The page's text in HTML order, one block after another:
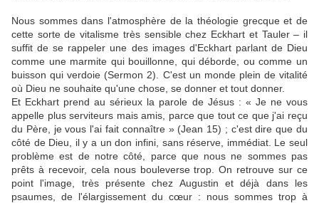
Nous sommes dans l'atmosphère de la théologie grecque et de
cette sorte de vitalisme très sensible chez Eckhart et Tauler – il
suffit de se rappeler une des images d'Eckhart parlant de Dieu
comme une marmite qui bouillonne, qui déborde, ou comme un
buisson qui verdoie (Sermon 2). C'est un monde plein de vitalité
où Dieu ne souhaite qu'une chose, se donner et tout donner.
Et Eckhart prend au sérieux la parole de Jésus : « Je ne vous
appelle plus serviteurs mais amis, parce que tout ce que j'ai reçu
du Père, je vous l'ai fait connaître » (Jean 15) ; c'est dire que du
côté de Dieu, il y a un don infini, sans réserve, immédiat. Le seul
problème est de notre côté, parce que nous ne sommes pas
prêts à recevoir, cela nous bouleverse trop. On retrouve sur ce
point l'image, très présente chez Augustin et déjà dans les
psaumes, de l'élargissement du cœur : nous sommes trop à